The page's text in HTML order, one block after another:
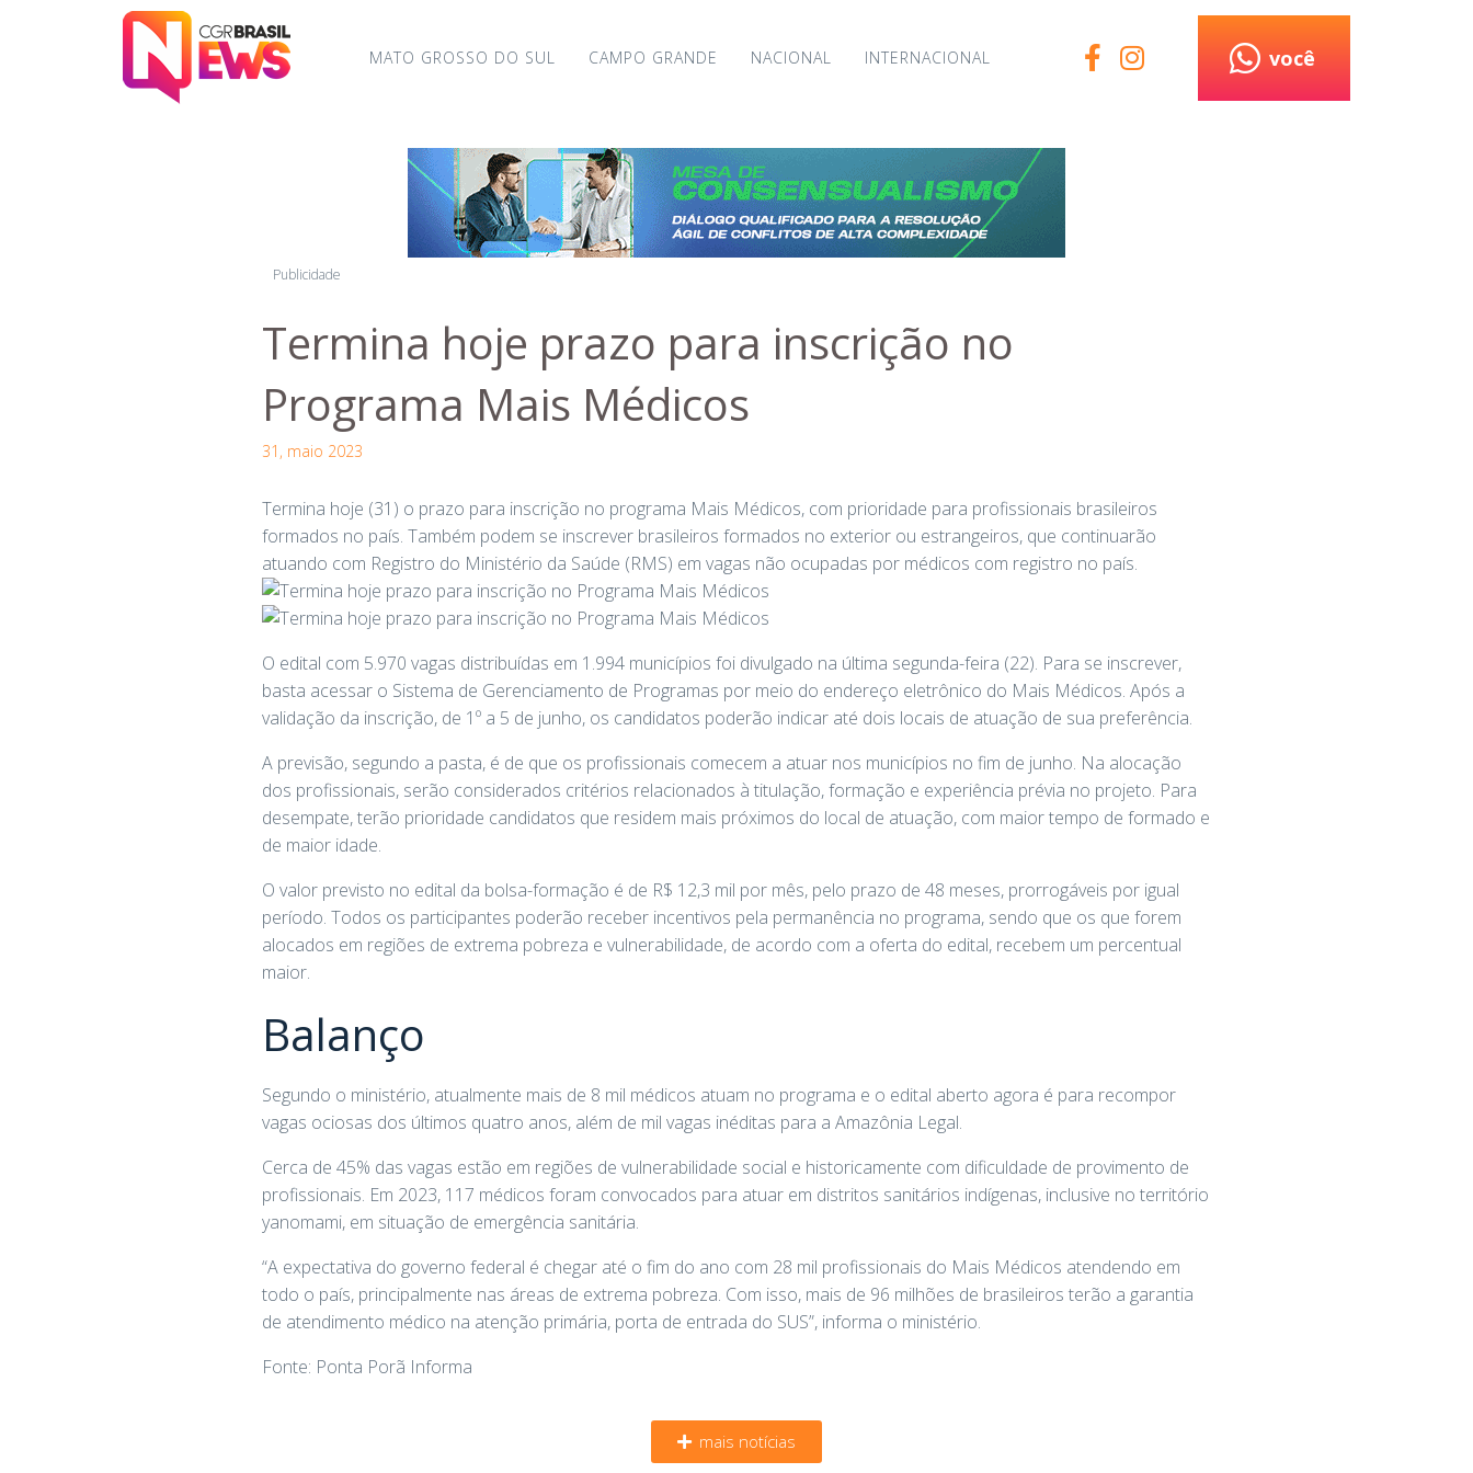
MATO GROSSO DO SUL CAMPO GRANDE NACIONAL INTERNACIONAL você
Publicidade
Termina hoje prazo para inscrição no
Programa Mais Médicos
31, maio 2023
Termina hoje (31) o prazo para inscrição no programa Mais Médicos, com prioridade para profissionais brasileiros
formados no país. Também podem se inscrever brasileiros formados no exterior ou estrangeiros, que continuarão
atuando com Registro do Ministério da Saúde (RMS) em vagas não ocupadas por médicos com registro no país.
O edital com 5.970 vagas distribuídas em 1.994 municípios foi divulgado na última segunda-feira (22). Para se inscrever,
basta acessar o Sistema de Gerenciamento de Programas por meio do endereço eletrônico do Mais Médicos. Após a
validação da inscrição, de 1º a 5 de junho, os candidatos poderão indicar até dois locais de atuação de sua preferência.
A previsão, segundo a pasta, é de que os profissionais comecem a atuar nos municípios no fim de junho. Na alocação
dos profissionais, serão considerados critérios relacionados à titulação, formação e experiência prévia no projeto. Para
desempate, terão prioridade candidatos que residem mais próximos do local de atuação, com maior tempo de formado e
de maior idade.
O valor previsto no edital da bolsa-formação é de R$ 12,3 mil por mês, pelo prazo de 48 meses, prorrogáveis por igual
período. Todos os participantes poderão receber incentivos pela permanência no programa, sendo que os que forem
alocados em regiões de extrema pobreza e vulnerabilidade, de acordo com a oferta do edital, recebem um percentual
maior.
Balanço
Segundo o ministério, atualmente mais de 8 mil médicos atuam no programa e o edital aberto agora é para recompor
vagas ociosas dos últimos quatro anos, além de mil vagas inéditas para a Amazônia Legal.
Cerca de 45% das vagas estão em regiões de vulnerabilidade social e historicamente com dificuldade de provimento de
profissionais. Em 2023, 117 médicos foram convocados para atuar em distritos sanitários indígenas, inclusive no território
yanomami, em situação de emergência sanitária.
“A expectativa do governo federal é chegar até o fim do ano com 28 mil profissionais do Mais Médicos atendendo em
todo o país, principalmente nas áreas de extrema pobreza. Com isso, mais de 96 milhões de brasileiros terão a garantia
de atendimento médico na atenção primária, porta de entrada do SUS”, informa o ministério.
Fonte: Ponta Porã Informa
mais notícias